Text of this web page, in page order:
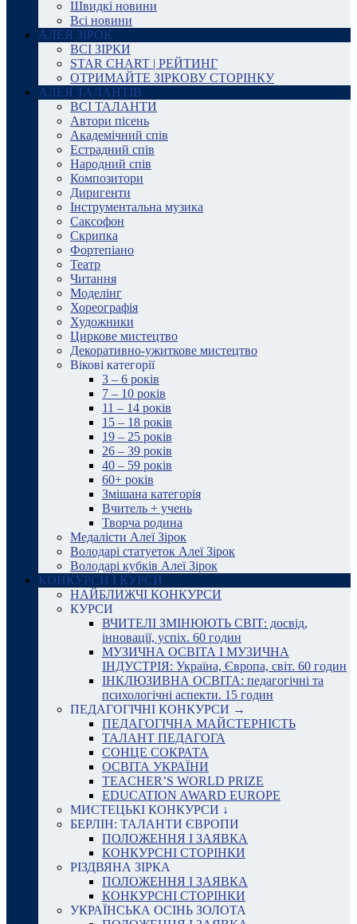
Швидкі новини
Всі новини
АЛЕЯ ЗІРОК
ВСІ ЗІРКИ
STAR CHART | РЕЙТИНГ
ОТРИМАЙТЕ ЗІРКОВУ СТОРІНКУ
АЛЕЯ ТАЛАНТІВ
ВСІ ТАЛАНТИ
Автори пісень
Академічний спів
Естрадний спів
Народний спів
Композитори
Диригенти
Інструментальна музика
Саксофон
Скрипка
Фортепіано
Театр
Читання
Моделінг
Хореографія
Художники
Циркове мистецтво
Декоративно-ужиткове мистецтво
Вікові категорії
3 – 6 років
7 – 10 років
11 – 14 років
15 – 18 років
19 – 25 років
26 – 39 років
40 – 59 років
60+ років
Змішана категорія
Вчитель + учень
Творча родина
Медалісти Алеї Зірок
Володарі статуеток Алеї Зірок
Володарі кубків Алеї Зірок
КОНКУРСИ І КУРСИ
НАЙБЛИЖЧІ КОНКУРСИ
КУРСИ
ВЧИТЕЛІ ЗМІНЮЮТЬ СВІТ: досвід,
інновації, успіх. 60 годин
МУЗИЧНА ОСВІТА І МУЗИЧНА
ІНДУСТРІЯ: Україна, Європа, світ. 60 годин
ІНКЛЮЗИВНА ОСВІТА: педагогічні та
психологічні аспекти. 15 годин
ПЕДАГОГІЧНІ КОНКУРСИ →
ПЕДАГОГІЧНА МАЙСТЕРНІСТЬ
ТАЛАНТ ПЕДАГОГА
СОНЦЕ СОКРАТА
ОСВІТА УКРАЇНИ
TEACHER’S WORLD PRIZE
EDUCATION AWARD EUROPE
МИСТЕЦЬКІ КОНКУРСИ ↓
БЕРЛІН: ТАЛАНТИ ЄВРОПИ
ПОЛОЖЕННЯ І ЗАЯВКА
КОНКУРСНІ СТОРІНКИ
РІЗДВЯНА ЗІРКА
ПОЛОЖЕННЯ І ЗАЯВКА
КОНКУРСНІ СТОРІНКИ
УКРАЇНСЬКА ОСІНЬ ЗОЛОТА